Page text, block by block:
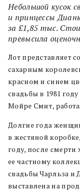
Небольшой кусок
и принцессы
за £1,85 тыс.
превысила
Лот представляет
сахарным
красном и синем
свадьбы в 1981
Мойре Смит,
Долгие года
в жестяной
году, после
ее частному
свадьбы Чарльза и
выставлена на